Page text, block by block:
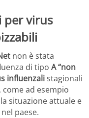
per virus
non è stata
di tipo A “non
influenzalistagionali
ad esempio
situazione attuale e
paese.